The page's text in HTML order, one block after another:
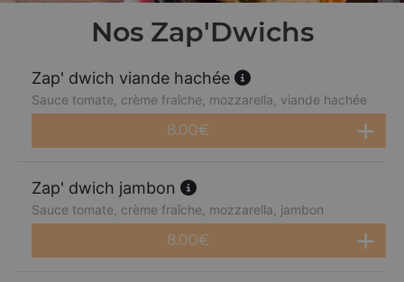
Nos Zap'Dwichs
Zap' dwich viande hachée
Sauce tomate, crème fraîche, mozzarella, viande hachée
8.00€
Zap' dwich jambon
Sauce tomate, crème fraîche, mozzarella, jambon
8.00€